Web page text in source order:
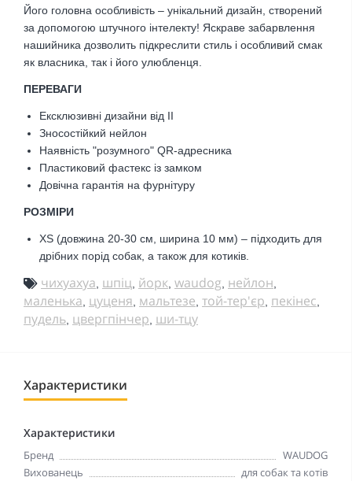
Його головна особливість – унікальний дизайн, створений
за допомогою штучного інтелекту! Яскраве забарвлення
нашийника дозволить підкреслити стиль і особливий смак
як власника, так і його улюбленця.
ПЕРЕВАГИ
Ексклюзивні дизайни від ІІ
Зносостійкий нейлон
Наявність "розумного" QR-адресника
Пластиковий фастекс із замком
Довічна гарантія на фурнітуру
РОЗМІРИ
XS (довжина 20-30 см, ширина 10 мм) – підходить для
дрібних порід собак, а також для котиків.
чихуахуа шпіц йорк waudog нейлон
маленька цуценя мальтезе той-тер'єр пекінес
пудель цвергпінчер ши-тцу
Характеристики
Характеристики
Бренд
WAUDOG
Вихованець
для собак та котів